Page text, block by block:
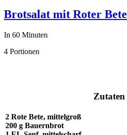
Brotsalat mit Roter Bete
In 60 Minuten
4 Portionen
Zutaten
2 Rote Bete, mittelgroß
200 g Bauernbrot